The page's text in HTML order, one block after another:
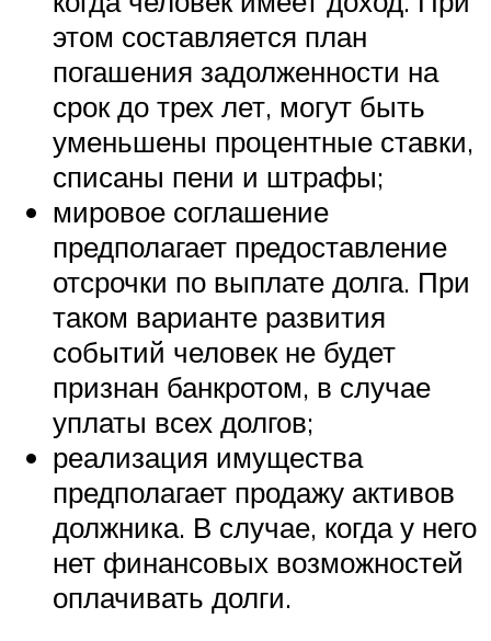
этом составляется план
погашения задолженности на
срок до трех лет, могут быть
уменьшены процентные ставки,
списаны пени и штрафы;
мировое соглашение
предполагает предоставление
отсрочки по выплате долга. При
таком варианте развития
событий человек не будет
признан банкротом, в случае
уплаты всех долгов;
реализация имущества
предполагает продажу активов
должника. В случае, когда у него
нет финансовых возможностей
оплачивать долги.